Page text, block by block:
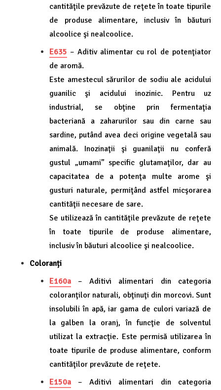
cantităţile prevăzute de reţete în toate tipurile
de produse alimentare, inclusiv în băuturi
alcoolice şi nealcoolice.
E635 – Aditiv alimentar cu rol de potenţiator
de aromă.
Este amestecul sărurilor de sodiu ale acidului
guanilic şi acidului inozinic. Pentru uz
industrial, se obţine prin fermentaţia
bacteriană a zaharurilor sau din carne sau
sardine, putând avea deci origine vegetală sau
animală. Inozinaţii şi guanilaţii nu conferă
gustul „umami” specific glutamaţilor, dar au
capacitatea de a potenţa multe arome şi
gusturi naturale, permiţând astfel micşorarea
cantităţii necesare de sare.
Se utilizează în cantităţile prevăzute de reţete
în toate tipurile de produse alimentare,
inclusiv în băuturi alcoolice şi nealcoolice.
Coloranți
E160a – Aditivi alimentari din categoria
coloranţilor naturali, obţinuţi din morcovi. Sunt
insolubili în apă, iar gama de culori variază de
la galben la oranj, în funcţie de solventul
utilizat la extracţie. Este permisă utilizarea în
toate tipurile de produse alimentare, conform
cantităţilor prevăzute de reţete.
E150a – Aditivi alimentari din categoria